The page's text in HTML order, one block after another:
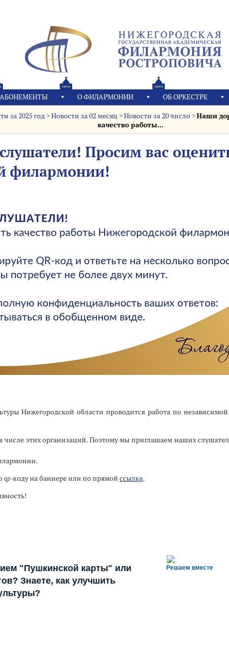
АБОНЕМЕНТЫ О ФИЛАРМОНИИ OБ ОРКЕСТРЕ
за 2025 год >Новости за 02 месяц >Новости за 20 число >Наши
качество работы...
Просим вас
филармонии!
Нижегородской области проводится работа по
этих организаций. Поэтому мы приглашаем наших
коду на баннере или по прямой ссылке.
Решаем вместе
"Пушкинской карты" или
Знаете, как улучшить